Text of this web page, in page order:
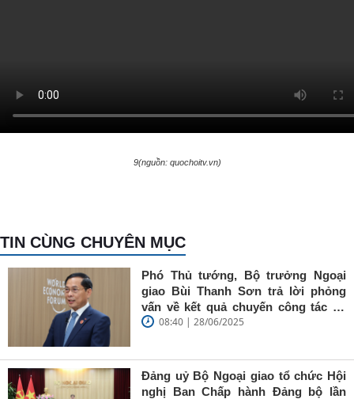
9(nguồn: quochoitv.vn)
TIN CÙNG CHUYÊN MỤC
Phó Thủ tướng, Bộ trưởng Ngoại
giao Bùi Thanh Sơn trả lời phỏng
vấn về kết quả chuyến công tác tại
Trung Quốc của Thủ tướng Chính
08:40 | 28/06/2025
Đảng uỷ Bộ Ngoại giao tổ chức Hội
nghị Ban Chấp hành Đảng bộ lần